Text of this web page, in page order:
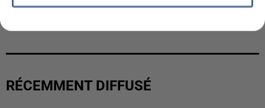
UNE TOURISTE DE L’OISE EMPORTÉE PAR UNE
RÉCEMMENT DIFFUSÉ